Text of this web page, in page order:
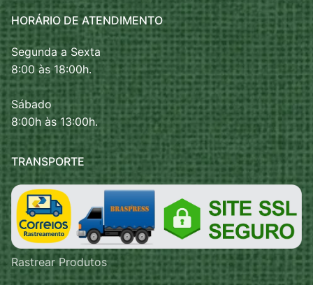
HORÁRIO DE ATENDIMENTO
Segunda a Sexta
8:00 às 18:00h.
Sábado
8:00h às 13:00h.
TRANSPORTE
Rastrear Produtos